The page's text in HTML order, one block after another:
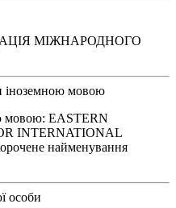
МІЖНАРОДНОГО
іноземною мовою
мовою: EASTERN
INTERNATIONAL
найменування
особи